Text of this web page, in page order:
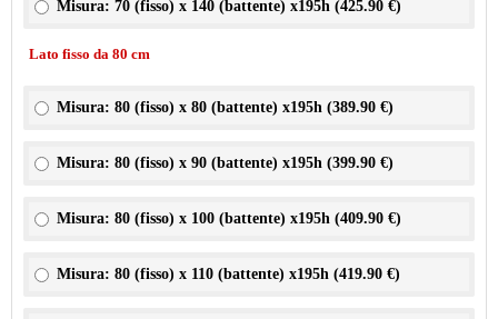
Misura: 70 (fisso) x 140 (battente) x195h (425.90 €)
Lato fisso da 80 cm
Misura: 80 (fisso) x 80 (battente) x195h (389.90 €)
Misura: 80 (fisso) x 90 (battente) x195h (399.90 €)
Misura: 80 (fisso) x 100 (battente) x195h (409.90 €)
Misura: 80 (fisso) x 110 (battente) x195h (419.90 €)